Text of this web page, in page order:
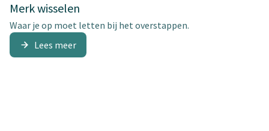
Merk wisselen
Waar je op moet letten bij het overstappen.
Lees meer